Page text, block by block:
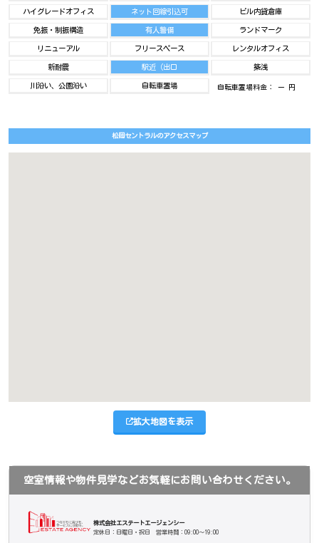
ハイグレードオフィス ネット回線引込可 ビル内貸倉庫
免振・制振構造 有人警備 ランドマーク
リニューアル フリースペース レンタルオフィス
新耐震 駅近（出口 築浅
川沿い、公園沿い 自転車置場 自転車置場料金： ー 円
松岡セントラルのアクセスマップ
拡大地図を表示
空室情報や物件見学などお気軽にお問い合わせください。
株式会社エステートエージェンシー
定休日：日曜日・祝日 営業時間：09:00～19:00